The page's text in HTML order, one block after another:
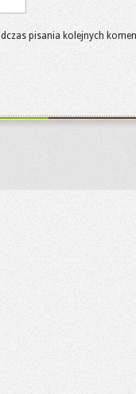
pisania kolejnych